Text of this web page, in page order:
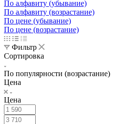
По алфавиту (убывание)
По алфавиту (возрастание)
По цене (убывание)
По цене (возрастание)
Фильтр
Сортировка
По популярности (возрастание)
Цена
Цена